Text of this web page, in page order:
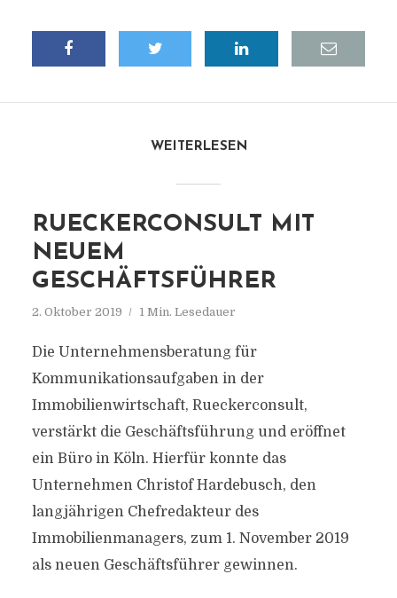
WEITERLESEN
RUECKERCONSULT MIT
NEUEM
GESCHÄFTSFÜHRER
2. Oktober 2019 1 Min. Lesedauer
Die Unternehmensberatung für
Kommunikationsaufgaben in der
Immobilienwirtschaft, Rueckerconsult,
verstärkt die Geschäftsführung und eröffnet
ein Büro in Köln. Hierfür konnte das
Unternehmen Christof Hardebusch, den
langjährigen Chefredakteur des
Immobilienmanagers, zum 1. November 2019
als neuen Geschäftsführer gewinnen.